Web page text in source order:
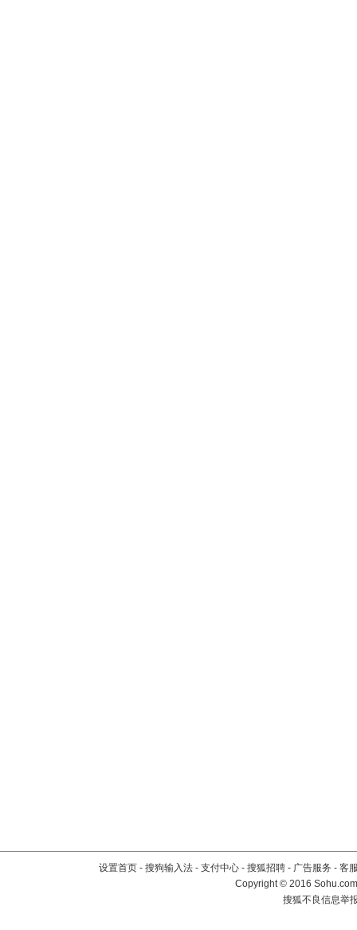
设置首页 - 搜狗输入法 - 支付中心 - 搜狐招聘 - 广告服务 - 客
Copyright©2016
搜狐不良信息举